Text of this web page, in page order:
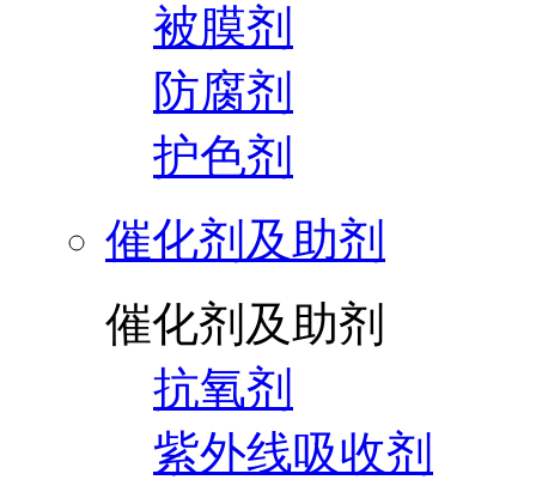
被膜剂
防腐剂
护色剂
催化剂及助剂
催化剂及助剂
抗氧剂
紫外线吸收剂